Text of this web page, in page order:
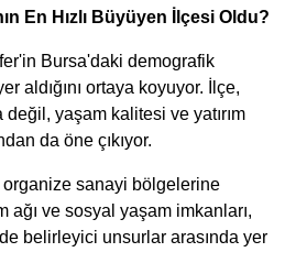
En Hızlı Büyüyen İlçesi Oldu?
Bursa'daki demografik
aldığını ortaya koyuyor. İlçe,
değil, yaşam kalitesi ve yatırım
da öne çıkıyor.
sanayi bölgelerine
ağı ve sosyal yaşam imkanları,
belirleyici unsurlar arasında yer